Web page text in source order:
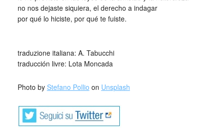
no nos dejaste siquiera, el derecho a indagar
por qué lo hiciste, por qué te fuiste.
traduzione italiana: A. Tabucchi
traducción livre: Lota Moncada
Photo by Stefano Pollio on Unsplash